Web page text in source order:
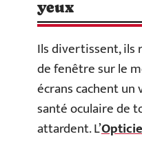
yeux
Ils divertissent, ils
de fenêtre sur le
écrans cachent
santé oculaire de
attardent. L’